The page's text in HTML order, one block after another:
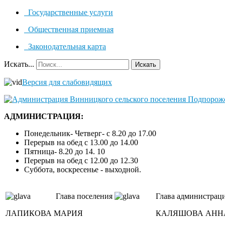
Государственные услуги
Общественная приемная
Законодательная карта
Искать... Искать
Версия для слабовидящих
АДМИНИСТРАЦИЯ:
Понедельник- Четверг- с 8.20 до 17.00
Перерыв на обед с 13.00 до 14.00
Пятница- 8.20 до 14. 10
Перерыв на обед с 12.00 до 12.30
Суббота, воскресенье - выходной.
Глава поселения
ЛАПИКОВА МАРИЯ
Глава
КАЛЯШОВА